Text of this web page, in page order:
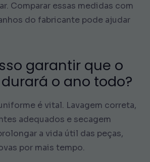
Comparar essas medidas com
do fabricante pode ajudar
garantir que o
o ano todo?
é vital. Lavagem correta,
adequados e secagem
a vida útil das peças,
por mais tempo.